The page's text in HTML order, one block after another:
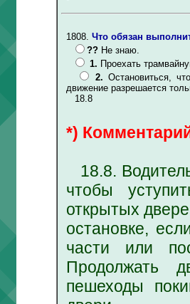
1808. Что обязан
?? Не знаю.
1. Проехать
2.Остановиться,
движение разрешается
18.8
*)
18.8.
чтобы
открытых
остановке,
части или
Продолжать
пешеходы